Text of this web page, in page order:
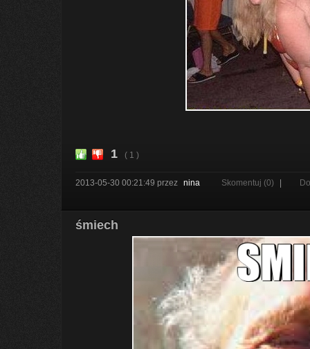
1 ( 1 )
2013-05-30 00:21:49 przez nina Skomentuj (0)
śmiech